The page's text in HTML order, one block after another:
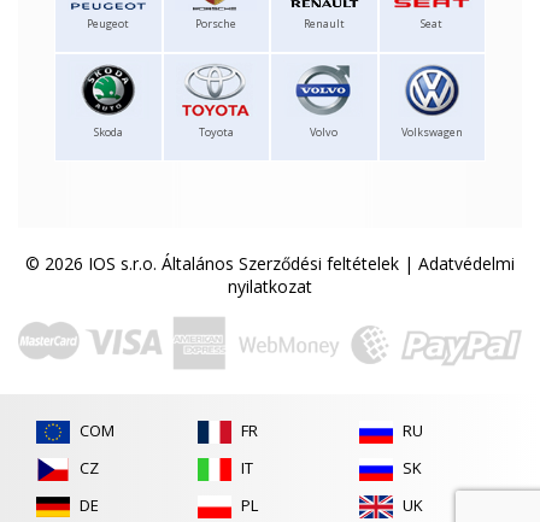
Peugeot Porsche Renault Seat
Skoda Toyota Volvo Volkswagen
© 2026 IOS s.r.o. Általános Szerződési feltételek | Adatvédelmi
nyilatkozat
COM
CZ
DE
FR
IT
PL
RU
SK
UK